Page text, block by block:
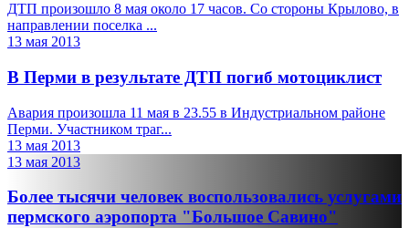
ДТП произошло 8 мая около 17 часов. Со стороны Крылово, в
направлении поселка ...
13 мая 2013
В Перми в результате ДТП погиб мотоциклист
Авария произошла 11 мая в 23.55 в Индустриальном районе
Перми. Участником траг...
13 мая 2013
13 мая 2013
Более тысячи человек воспользовались услугами
пермского аэропорта "Большое Савино"